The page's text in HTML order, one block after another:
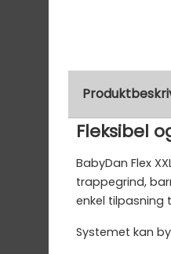
Fleksibel
BabyDan Flex
trappegrind,
enkel tilpasning
Systemet kan